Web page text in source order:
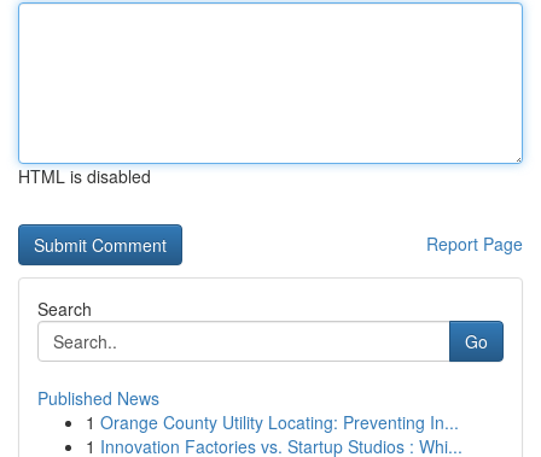
HTML is disabled
Report Page
Search
Go
Published News
1 Orange County Utility Locating: Preventing In...
1 Innovation Factories vs. Startup Studios : Whi...